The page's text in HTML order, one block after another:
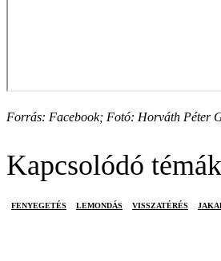
Forrás: Facebook; Fotó: Horváth Péter
Kapcsolódó témák
FENYEGETÉS LEMONDÁS VISSZATÉRÉS